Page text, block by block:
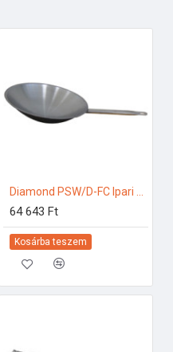
64 643 Ft
Kosárba teszem